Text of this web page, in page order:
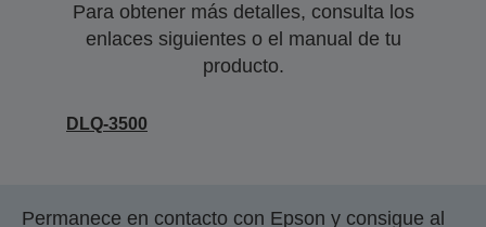
Para obtener más detalles, consulta los
enlaces siguientes o el manual de tu
producto.
DLQ-3500
Permanece en contacto con Epson y consigue al